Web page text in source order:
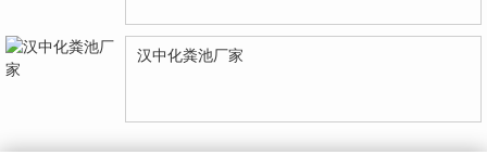
汉中化粪池厂家